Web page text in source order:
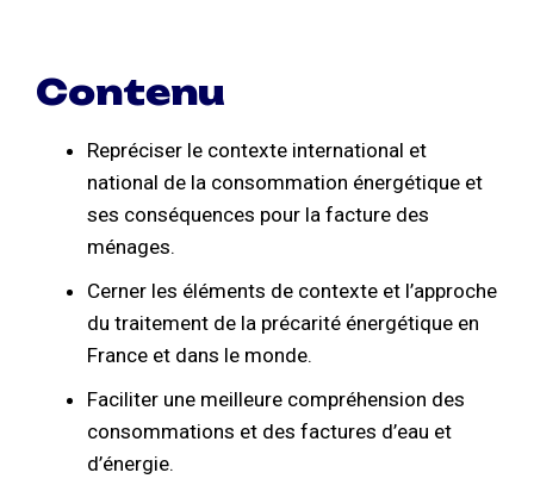
Contenu
Repréciser le contexte international et
national de la consommation énergétique et
ses conséquences pour la facture des
ménages.
Cerner les éléments de contexte et l’approche
du traitement de la précarité énergétique en
France et dans le monde.
Faciliter une meilleure compréhension des
consommations et des factures d’eau et
d’énergie.